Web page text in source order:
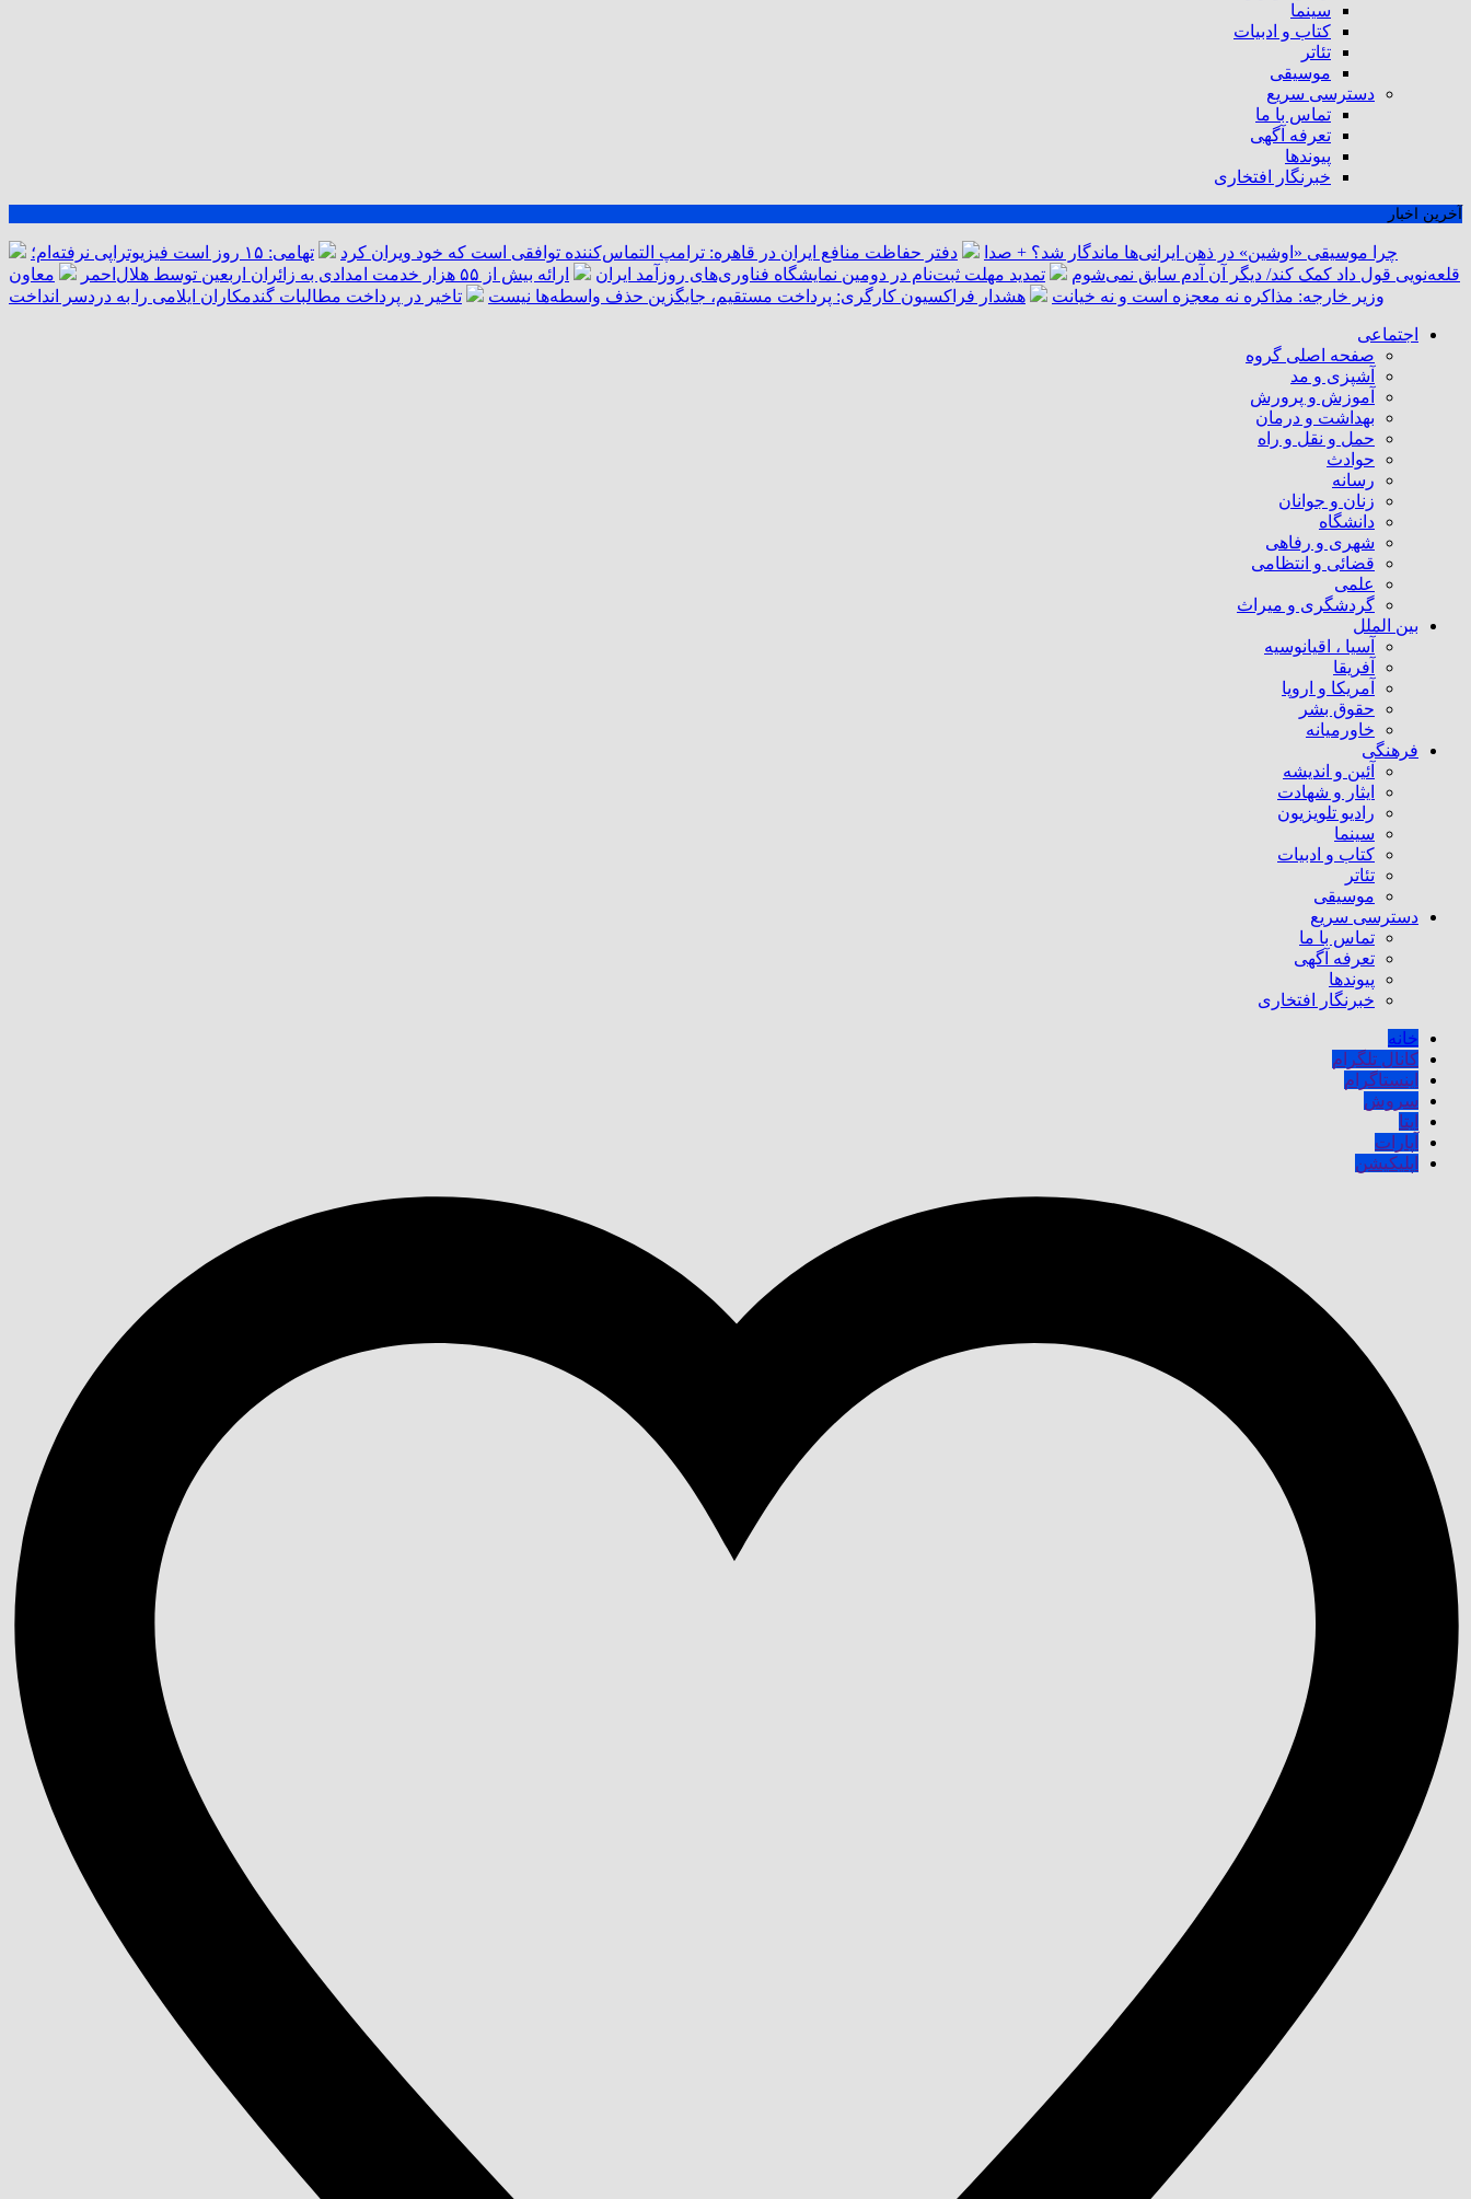
سینما
کتاب و ادبیات
تئاتر
موسیقی
دسترسی سریع
تماس با ما
تعرفه آگهی
پیوندها
خبرنگار افتخاری
آخرین اخبار
چرا موسیقی «اوشین» در ذهن ایرانی‌ها ماندگار شد؟ + صدا دفتر حفاظت منافع ایران در قاهره: ترامپ التماس‌کننده توافقی است که خود ویران کرد
تهامی: ۱۵ روز است فیزیوتراپی نرفته‌ام؛
قلعه‌نویی قول داد کمک کند/ دیگر آن آدم سابق نمی‌شوم
تمدید مهلت ثبت‌نام در دومین نمایشگاه فناوری‌های روزآمد ایران ارائه بیش از ۵۵ هزار خدمت امدادی به زائران اربعین توسط هلال‌احمر
معاون
وزیر خارجه: مذاکره نه معجزه است و نه خیانت
هشدار فراکسیون کارگری: پرداخت مستقیم، جایگزین حذف واسطه‌ها نیست تاخیر در پرداخت مطالبات گندمکاران ایلامی را به دردسر انداخت
اجتماعی
صفحه اصلی گروه
آشپزی و مد
آموزش و پرورش
بهداشت و درمان
حمل و نقل و راه
حوادث
رسانه
زنان و جوانان
دانشگاه
شهری و رفاهی
قضائی و انتظامی
علمی
گردشگری و میراث
بین الملل
آسیا ، اقیانوسیه
آفریقا
آمریکا و اروپا
حقوق بشر
خاورمیانه
فرهنگی
آئین و اندیشه
ایثار و شهادت
رادیو تلویزیون
سینما
کتاب و ادبیات
تئاتر
موسیقی
دسترسی سریع
تماس با ما
تعرفه آگهی
پیوندها
خبرنگار افتخاری
خانه
کانال تلگرام
اینستاگرام
سروش
ایتا
آپارات
اپلیکیشن